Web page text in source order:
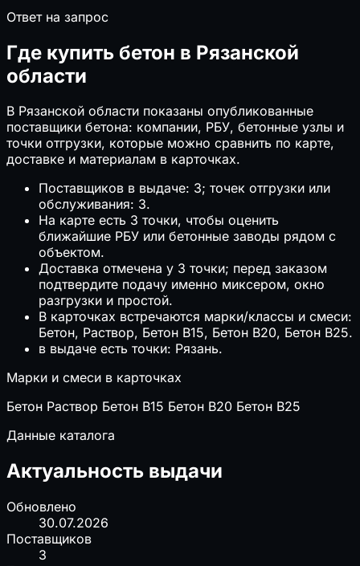
Ответ на запрос
Где купить бетон в Рязанской
области
В Рязанской области показаны опубликованные
поставщики бетона: компании, РБУ, бетонные узлы и
точки отгрузки, которые можно сравнить по карте,
доставке и материалам в карточках.
Поставщиков в выдаче: 3; точек отгрузки или
обслуживания: 3.
На карте есть 3 точки, чтобы оценить
ближайшие РБУ или бетонные заводы рядом с
объектом.
Доставка отмечена у 3 точки; перед заказом
подтвердите подачу именно миксером, окно
разгрузки и простой.
В карточках встречаются марки/классы и смеси:
Бетон, Раствор, Бетон B15, Бетон B20, Бетон B25.
в выдаче есть точки: Рязань.
Марки и смеси в карточках
Бетон Раствор Бетон B15 Бетон B20 Бетон B25
Данные каталога
Актуальность выдачи
Обновлено
30.07.2026
Поставщиков
3